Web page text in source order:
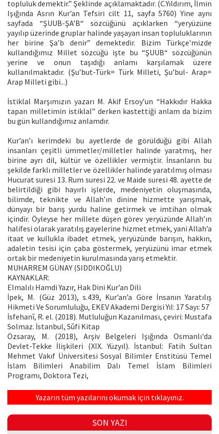
topluluk demektir.” Şeklinde açıklamaktadır. (C.Yıldırım, İlmin
Işığında Asrın Kur’an Tefsiri cilt 11, sayfa 5760) Yine aynı
sayfada “ŞUUB-ŞA’B“ sözcüğünü açıklarken “yeryüzüne
yayılıp üzerinde gruplar halinde yaşayan insan topluluklarının
her birine Şa’b denir” demektedir. Bizim Türkçe’mizde
kullandığımız Millet sözcüğü işte bu “ŞUUB“ sözcüğünün
yerine ve onun taşıdığı anlamı karşılamak üzere
kullanılmaktadır. (Şu’but-Türk= Türk Milleti, Şu’bul- Arap=
Arap Milleti gibi...)
İstiklal Marşımızın yazarı M. Akif Ersoy’un “Hakkıdır Hakka
tapan milletimin istiklal” derken kastettiği anlam da bizim
bu gün kullandığımız anlamdır.
Kur’an’ı kerimdeki bu ayetlerde de görüldüğü gibi Allah
insanları çeşitli ümmetler/milletler halinde yaratmış, her
birine ayrı dil, kültür ve özellikler vermiştir. İnsanların bu
şekilde farklı milletler ve özellikler halinde yaratılmış olması
Hucurat suresi 13. Rum suresi 22. ve Maide suresi 48. ayette de
belirtildiği gibi hayırlı işlerde, medeniyetin oluşmasında,
bilimde, teknikte ve Allah’ın dinine hizmette yarışmak,
dünyayı bir barış yurdu haline getirmek ve imtihan olmak
içindir. Öyleyse her millete düşen görev yeryüzünde Allah’ın
halifesi olarak yaratılış gayelerine hizmet etmek, yani Allah’a
itaat ve kullukla ibadet etmek, yeryüzünde barışın, hakkın,
adaletin tesisi için çaba göstermek, yeryüzünü imar etmek
ortak bir medeniyetin kurulmasında yarış etmektir.
MUHARREM GÜNAY (SIDDIKOĞLU)
KAYNAKLAR:
Elmalılı Hamdi Yazır, Hak Dini Kur’an Dili
İpek, M. (Güz 2013), s.439, Kur’an’a Göre İnsanın Yaratılış
Hikmeti Ve Sorumluluğu, EKEV Akademi Dergisi Yıl: 17 Sayı: 57
İsfehanî, R. el. (2018). Mutluluğun Kazanılması, çeviri: Mustafa
Solmaz. İstanbul, Sûfi Kitap
Özsaray, M. (2018), Arşiv Belgeleri Işığında Osmanlı'da
Devlet-Tekke İlişkileri (XIX. Yüzyıl). İstanbul: Fatih Sultan
Mehmet Vakıf Üniversitesi Sosyal Bilimler Enstitüsü Temel
İslam Bilimleri Anabilim Dalı Temel İslam Bilimleri
Programı, Doktora Tezi,
Yazarın tüm yazılarını okumak için tıklayınız.
SON YAZI